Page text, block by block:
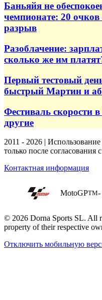
Баньяйя не
чемпионате: 20
разрыв
Разоблачение:
сколько же им
Первый тестовый
быстрый Мартин и
Фестиваль скорости
другие
2011 - 2026 |
только после согласования
Контактная информация
MotoGPTM-
© 2026 Dorna Sports SL. All
property of their respective
Отключить мобильную